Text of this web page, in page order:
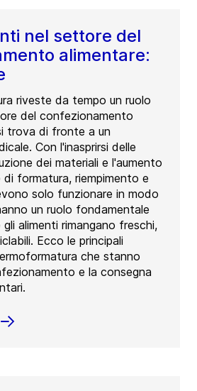
nel settore del
alimentare:
riveste da tempo un ruolo
del confezionamento
trova di fronte a un
Con l'inasprirsi delle
dei materiali e l'aumento
formatura, riempimento e
solo funzionare in modo
un ruolo fondamentale
alimenti rimangano freschi,
Ecco le principali
che stanno
e la consegna